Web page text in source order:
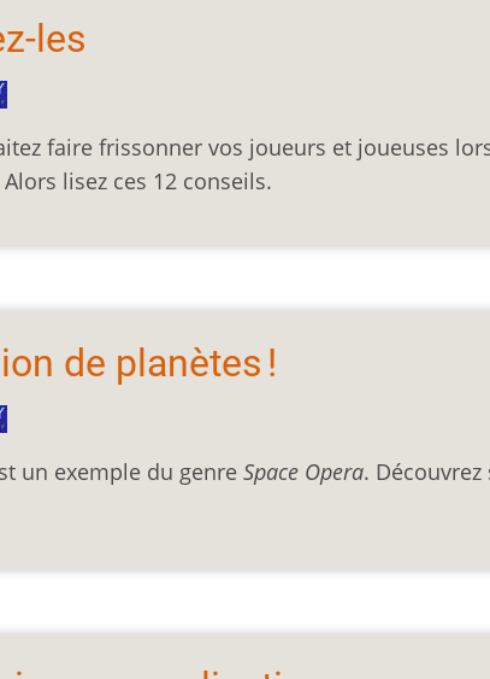
les
faire frissonner vos joueurs et joueuses
Alors lisez ces 12 conseils.
de planètes !
un exemple du genre Space Opera.